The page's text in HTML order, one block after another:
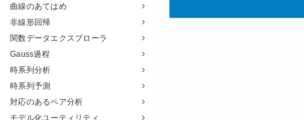
曲線のあてはめ
非線形回帰
関数データエクスプローラ
Gauss過程
時系列分析
時系列予測
対応のあるペア分析
モデル化ユーティリティ